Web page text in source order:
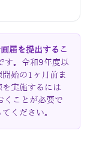
届を提出するこ
す。令和9年度以
始の1ヶ月前ま
実施するには
くことが必要で
ください。